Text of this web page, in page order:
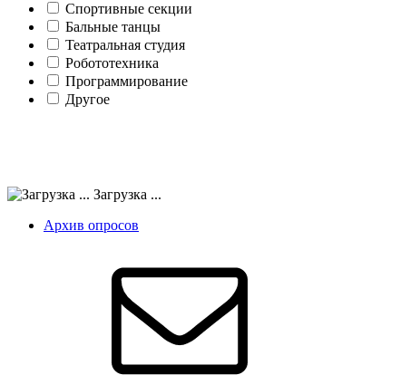
Спортивные секции
Бальные танцы
Театральная студия
Робототехника
Программирование
Другое
Загрузка ...
Архив опросов